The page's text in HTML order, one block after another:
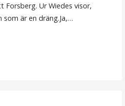
Forsberg. Ur Wiedes visor,
som är en dräng.Ja,…